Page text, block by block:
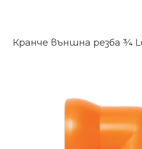
Кранче външна резба ¾